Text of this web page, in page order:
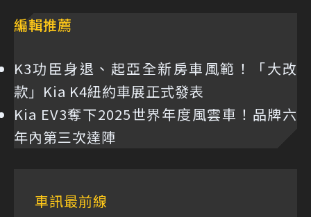
編輯推薦
K3功臣身退、起亞全新房車風範！「大改
款」Kia K4紐約車展正式發表
Kia EV3奪下2025世界年度風雲車！品牌六
年內第三次達陣
車訊最前線